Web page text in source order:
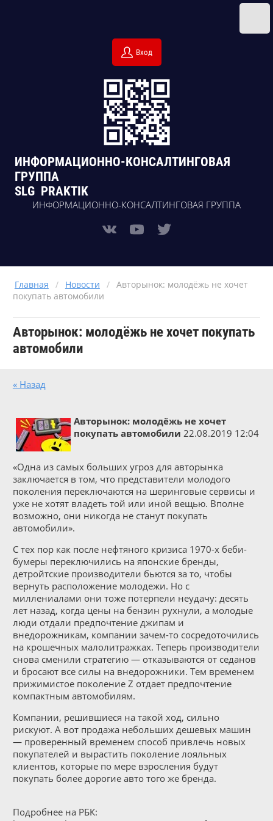
Вход
ИНФОРМАЦИОННО-КОНСАЛТИНГОВАЯ ГРУППА
ИНФОРМАЦИОННО-КОНСАЛТИНГОВАЯ
ГРУППА
SLG PRAKTIK
Главная / Новости / Авторынок: молодёжь не хочет
покупать автомобили
Авторынок: молодёжь не хочет покупать
автомобили
« Назад
Авторынок: молодёжь не хочет
покупать автомобили 22.08.2019 12:04
«Одна из самых больших угроз для авторынка
заключается в том, что представители молодого
поколения переключаются на шеринговые сервисы и
уже не хотят владеть той или иной вещью. Вполне
возможно, они никогда не станут покупать
автомобили».
С тех пор как после нефтяного кризиса 1970-х беби-
бумеры переключились на японские бренды,
детройтские производители бьются за то, чтобы
вернуть расположение молодежи. Но с
миллениалами они тоже потерпели неудачу: десять
лет назад, когда цены на бензин рухнули, а молодые
люди отдали предпочтение джипам и
внедорожникам, компании зачем-то сосредоточились
на крошечных малолитражках. Теперь производители
снова сменили стратегию — отказываются от седанов
и бросают все силы на внедорожники. Тем временем
прижимистое поколение Z отдает предпочтение
компактным автомобилям.
Компании, решившиеся на такой ход, сильно
рискуют. А вот продажа небольших дешевых машин
— проверенный временем способ привлечь новых
покупателей и вырастить поколение лояльных
клиентов, которые по мере взросления будут
покупать более дорогие авто того же бренда.
Подробнее на РБК: